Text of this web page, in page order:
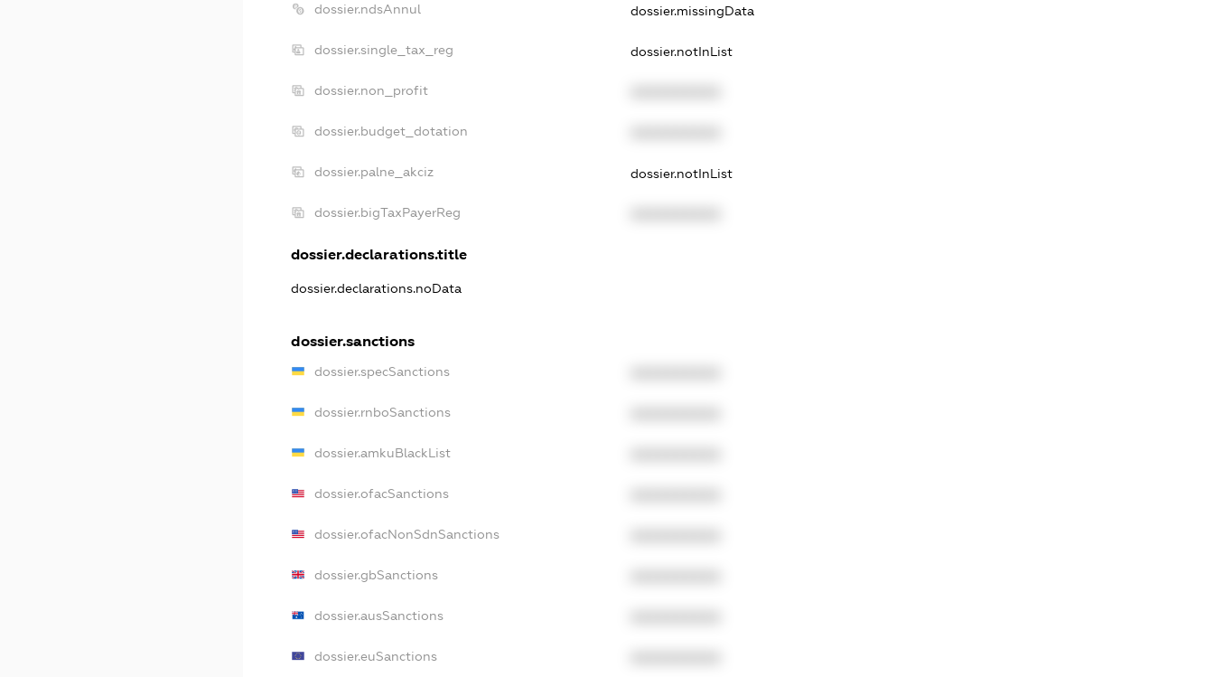
dossier.ndsAnnul dossier.missingData
dossier.single_tax_reg dossier.notInList
dossier.non_profit
dossier.budget_dotation
dossier.palne_akciz dossier.notInList
dossier.bigTaxPayerReg
dossier.declarations.title
dossier.declarations.noData
dossier.sanctions
dossier.specSanctions
dossier.rnboSanctions
dossier.amkuBlackList
dossier.ofacSanctions
dossier.ofacNonSdnSanctions
dossier.gbSanctions
dossier.ausSanctions
dossier.euSanctions